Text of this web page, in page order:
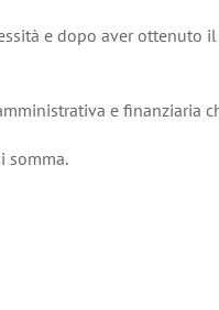
e dopo aver ottenuto
e finanziaria
somma.